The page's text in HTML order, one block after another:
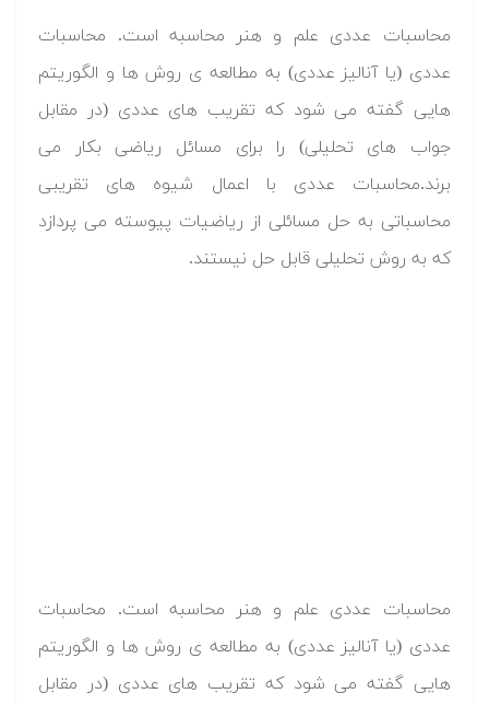
محاسبات عددی علم و هنر محاسبه است. محاسبات
عددی (یا آنالیز عددی) به مطالعه ی روش ها و الگوریتم
هایی گفته می شود که تقریب های عددی (در مقابل
جواب های تحلیلی) را برای مسائل ریاضی بکار می
برند.محاسبات عددی با اعمال شیوه های تقریبی
محاسباتی به حل مسائلی از ریاضیات پیوسته می پردازد
که به روش تحلیلی قابل حل نیستند.
محاسبات عددی علم و هنر محاسبه است. محاسبات
عددی (یا آنالیز عددی) به مطالعه ی روش ها و الگوریتم
هایی گفته می شود که تقریب های عددی (در مقابل